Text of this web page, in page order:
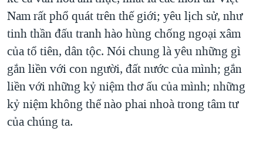
Nam rất phổ quát trên thế giới; yêu lịch sử, như
tinh thần đấu tranh hào hùng chống ngoại xâm
của tổ tiên, dân tộc. Nói chung là yêu những gì
gắn liền với con người, đất nước của mình; gắn
liền với những kỷ niệm thơ ấu của mình; những
kỷ niệm không thể nào phai nhoà trong tâm tư
của chúng ta.